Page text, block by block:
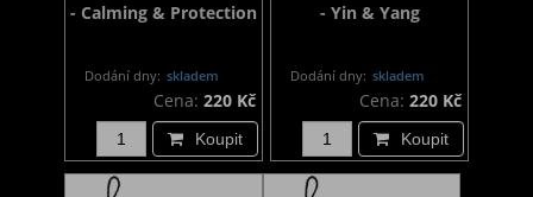
- Calming & Protection
Dodání dny: skladem
Cena: 220 Kč
Koupit
- Yin & Yang
Dodání dny: skladem
Cena: 220 Kč
Koupit